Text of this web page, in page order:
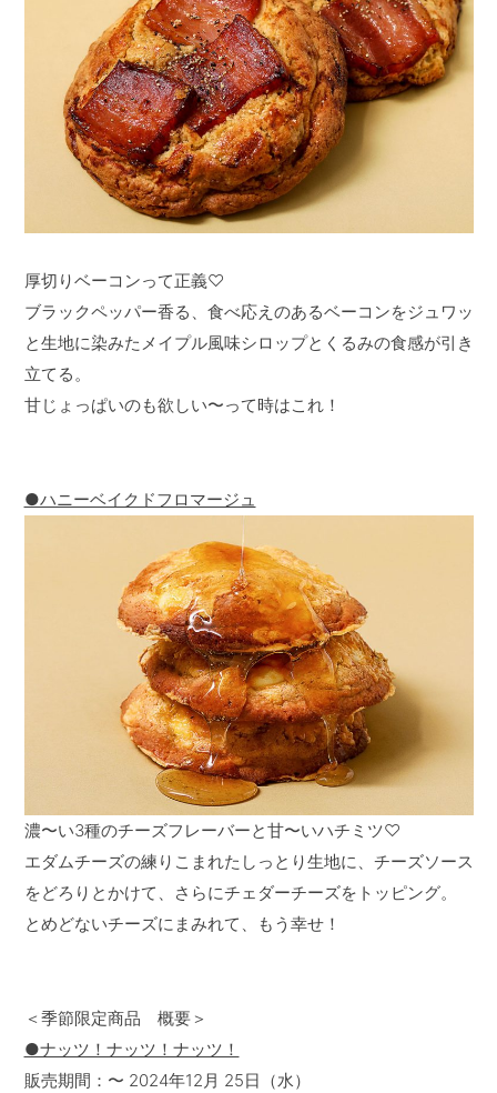
厚切りベーコンって正義♡
ブラックペッパー香る、食べ応えのあるベーコンをジュワッ
と生地に染みたメイプル風味シロップとくるみの食感が引き
立てる。
甘じょっぱいのも欲しい〜って時はこれ！
●ハニーベイクドフロマージュ
濃〜い3種のチーズフレーバーと甘〜いハチミツ♡
エダムチーズの練りこまれたしっとり生地に、チーズソース
をどろりとかけて、さらにチェダーチーズをトッピング。
とめどないチーズにまみれて、もう幸せ！
＜季節限定商品 概要＞
●ナッツ！ナッツ！ナッツ！
販売期間：〜 2024年12月 25日（水）